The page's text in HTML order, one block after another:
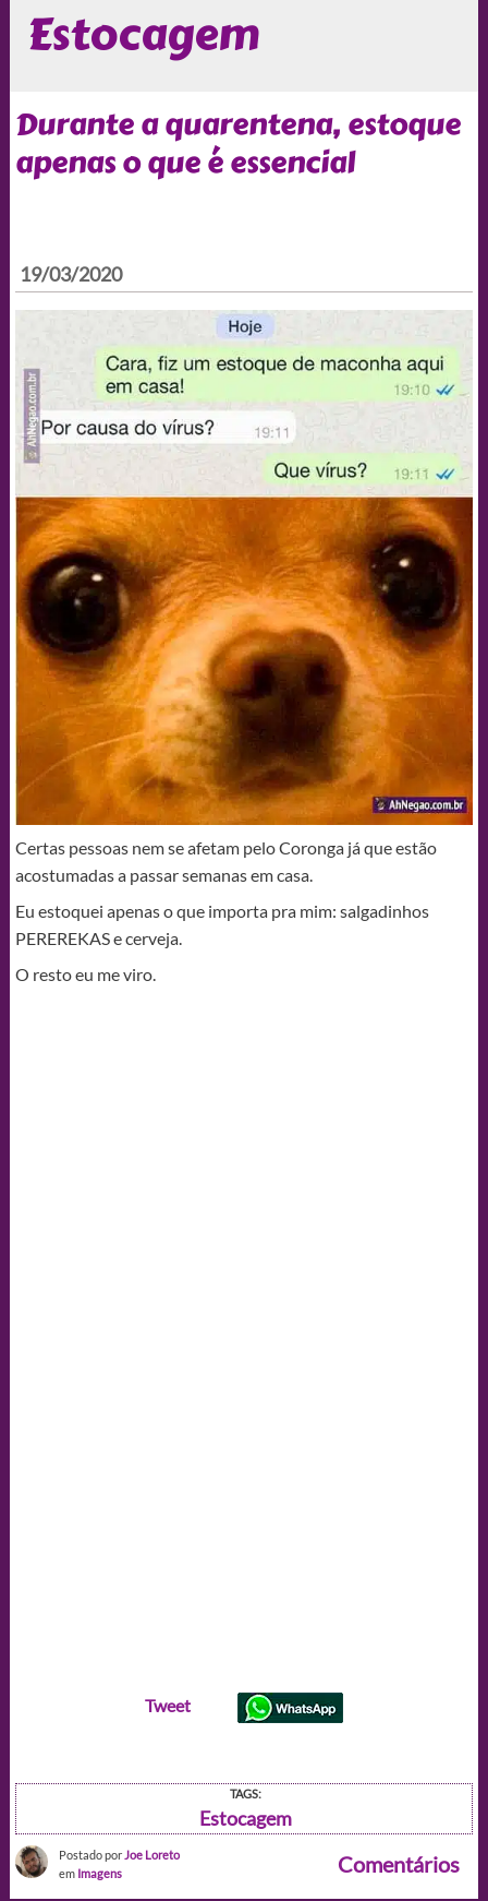
Estocagem
Durante a quarentena, estoque
apenas o que é essencial
19/03/2020
Certas pessoas nem se afetam pelo Coronga já que estão
acostumadas a passar semanas em casa.
Eu estoquei apenas o que importa pra mim: salgadinhos
PEREREKAS e cerveja.
O resto eu me viro.
Tweet
TAGS:
Estocagem
Postado por Joe Loreto
em Imagens Comentários